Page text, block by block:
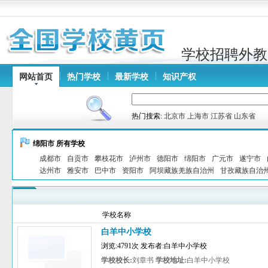
学校招聘外教
网站首页 热门学校 最新学校 知识产权
热门搜索: 北京市 上海市 江苏省 山东省
绵阳市 所有学校
成都市
自贡市 攀枝花市 泸州市 德阳市 绵阳市 广元市 遂宁市
达州市
雅安市 巴中市 资阳市 阿坝藏族羌族自治州 甘孜藏族自治
学校名称
白羊中小学校
浏览:4791次 发布者:白羊中小学校
学校校长:刘章书 学校地址:白羊中小学校